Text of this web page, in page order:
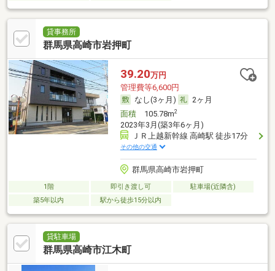
貸事務所
群馬県高崎市岩押町
39.20万円
管理費等6,600円
なし(3ヶ月)
2ヶ月
面積105.78m2
2023年3月(築3年6ヶ月)
ＪＲ上越新幹線 高崎駅 徒歩17分
その他の交通
群馬県高崎市岩押町
1階 即引き渡し可
駐車場(近隣含)
築5年以内
駅から徒歩15分以内
貸駐車場
群馬県高崎市江木町